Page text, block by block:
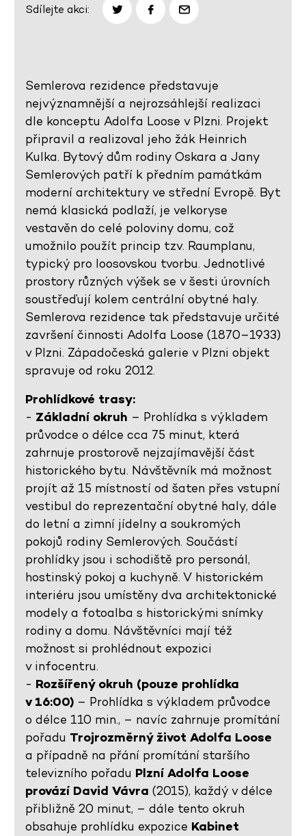
Sdílejte akci:
Semlerova rezidence představuje
nejvýznamnější a nejrozsáhlejší realizaci
dle konceptu Adolfa Loose v Plzni. Projekt
připravil a realizoval jeho žák Heinrich
Kulka. Bytový dům rodiny Oskara a Jany
Semlerových patří k předním památkám
moderní architektury ve střední Evropě. Byt
nemá klasická podlaží, je velkoryse
vestavěn do celé poloviny domu, což
umožnilo použít princip tzv. Raumplanu,
typický pro loosovskou tvorbu. Jednotlivé
prostory různých výšek se v šesti úrovních
soustřeďují kolem centrální obytné haly.
Semlerova rezidence tak představuje určité
završení činnosti Adolfa Loose (1870–1933)
v Plzni. Západočeská galerie v Plzni objekt
spravuje od roku 2012.
Prohlídkové trasy:
- Základní okruh – Prohlídka s výkladem
průvodce o délce cca 75 minut, která
zahrnuje prostorově nejzajímavější část
historického bytu. Návštěvník má možnost
projít až 15 místností od šaten přes vstupní
vestibul do reprezentační obytné haly, dále
do letní a zimní jídelny a soukromých
pokojů rodiny Semlerových. Součástí
prohlídky jsou i schodiště pro personál,
hostinský pokoj a kuchyně. V historickém
interiéru jsou umístěny dva architektonické
modely a fotoalba s historickými snímky
rodiny a domu. Návštěvníci mají též
možnost si prohlédnout expozici
v infocentru.
- Rozšířený okruh (pouze prohlídka
v 16:00) – Prohlídka s výkladem průvodce
o délce 110 min., – navíc zahrnuje promítání
pořadu Trojrozměrný život Adolfa Loose
a případně na přání promítání staršího
televizního pořadu Plzní Adolfa Loose
provází David Vávra (2015), každý v délce
přibližně 20 minut, – dále tento okruh
obsahuje prohlídku expozice Kabinet